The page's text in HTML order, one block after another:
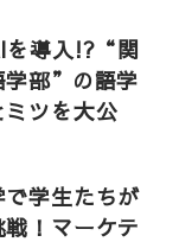
と思います。
よかったで
を導入!?“関
学部”の語学
ツを大公
学生たちが
！マーケテ